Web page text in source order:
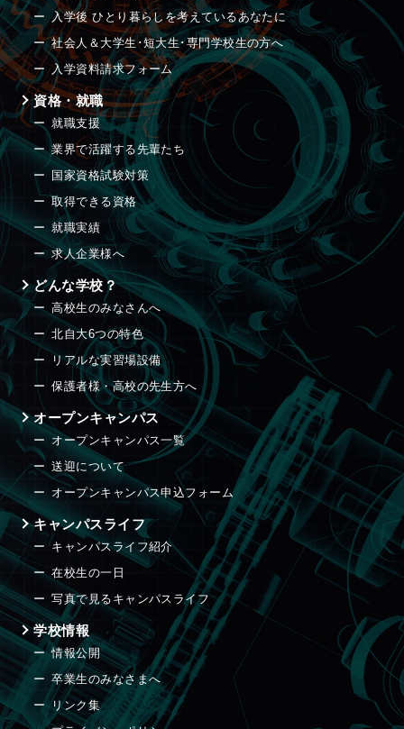
入学後 ひとり暮らしを考えているあなたに
社会人＆大学生･短大生･専門学校生の方へ
入学資料請求フォーム
資格・就職
就職支援
業界で活躍する先輩たち
国家資格試験対策
取得できる資格
就職実績
求人企業様へ
どんな学校？
高校生のみなさんへ
北自大6つの特色
リアルな実習場設備
保護者様・高校の先生方へ
オープンキャンパス
オープンキャンパス一覧
送迎について
オープンキャンパス申込フォーム
キャンパスライフ
キャンパスライフ紹介
在校生の一日
写真で見るキャンパスライフ
学校情報
情報公開
卒業生のみなさまへ
リンク集